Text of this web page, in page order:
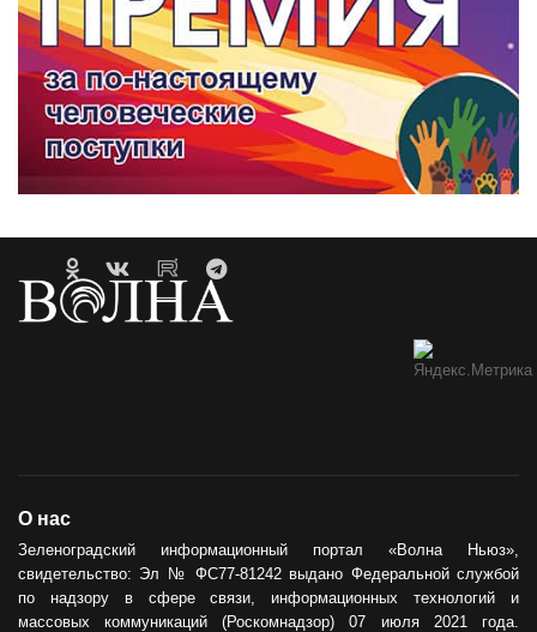
О нас
Зеленоградский информационный портал «Волна Ньюз»,
свидетельство: Эл № ФС77-81242 выдано Федеральной службой
по надзору в сфере связи, информационных технологий и
массовых коммуникаций (Роскомнадзор) 07 июля 2021 года.